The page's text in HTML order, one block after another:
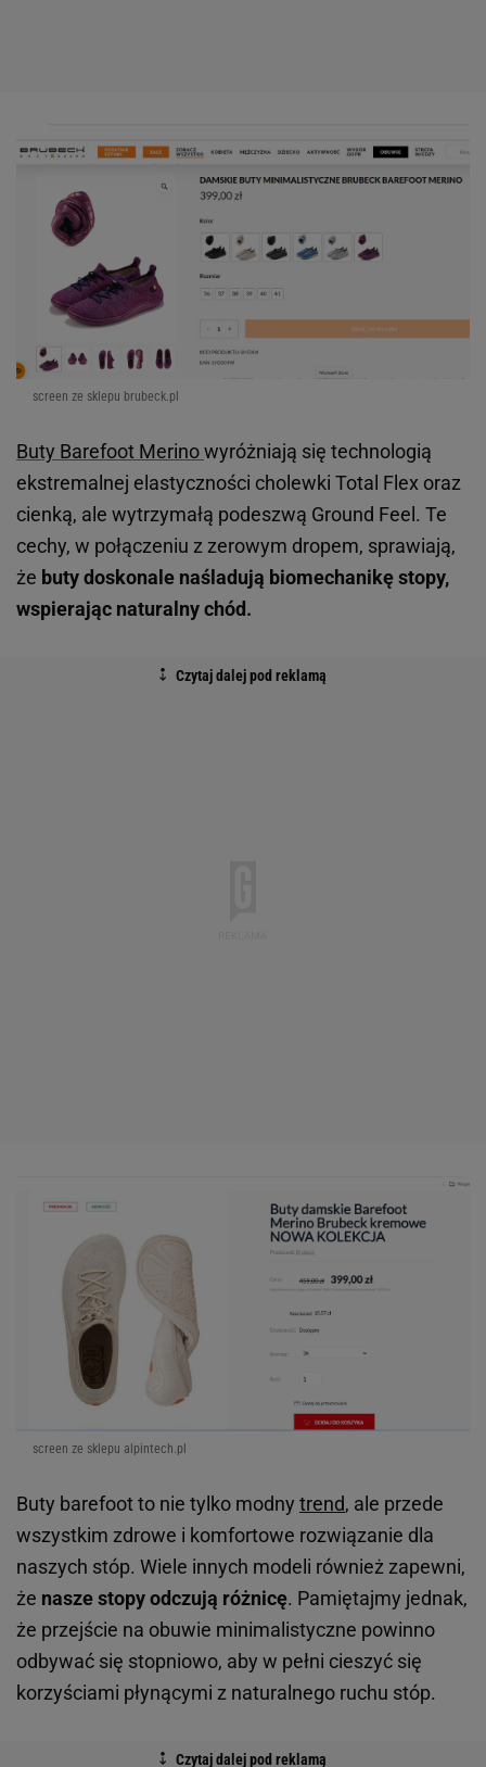
screen ze sklepu brubeck.pl
Buty Barefoot Merinowyróżniają się technologią
ekstremalnej elastyczności cholewki Total Flex oraz
cienką, ale wytrzymałą podeszwą Ground Feel. Te
cechy, w połączeniu z zerowym dropem, sprawiają,
że buty doskonale naśladują biomechanikę stopy,
wspierając naturalny chód.
screen ze sklepu alpintech.pl
Buty barefoot to nie tylko modny trend, ale przede
wszystkim zdrowe i komfortowe rozwiązanie dla
naszych stóp. Wiele innych modeli również zapewni,
że nasze stopy odczują różnicę. Pamiętajmy jednak,
że przejście na obuwie minimalistyczne powinno
odbywać się stopniowo, aby w pełni cieszyć się
korzyściami płynącymi z naturalnego ruchu stóp.